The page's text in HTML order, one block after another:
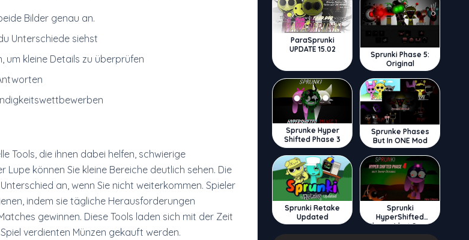
Bilder genau an.
Unterschiede siehst
kleine Details zu überprüfen
Tools, die ihnen dabei helfen, schwierige
Lupe können Sie kleine Bereiche deutlich sehen. Die
an, wenn Sie nicht weiterkommen. Spieler
indem sie tägliche Herausforderungen
gewinnen. Diese Tools laden sich mit der Zeit
verdienten Münzen gekauft werden.
ParaSprunki
UPDATE 15.02
Sprunki Phase 5:
Original
Sprunke Hyper
Shifted Phase 3
Sprunke Phases
But In ONE Mod
Sprunki Retake
Updated
Sprunki
HyperShifted
Phase 4 but Swap
Double